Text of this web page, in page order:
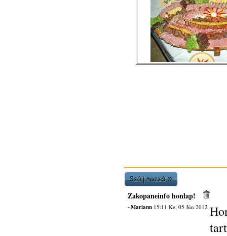
Zakopaneinfo honlap!
~Mariann15:11 Ke, 05 Jún 2012